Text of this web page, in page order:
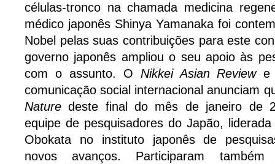
células-tronco na chamada medicina
médico japonês Shinya Yamanaka foi
Nobel pelas suas contribuições para este
governo japonês ampliou o seu apoio às
com o assunto. O Nikkei Asian Reviewe
comunicação social internacional anunciam
Naturedeste final do mês de janeiro de
equipe de pesquisadores do Japão,
Obokata no instituto japonês de
novos avanços. Participaram também